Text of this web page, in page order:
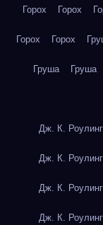
Горох Горох
Горох Горох
Груша Груша
Дж. К.
Дж. К.
Дж. К.
Дж. К.